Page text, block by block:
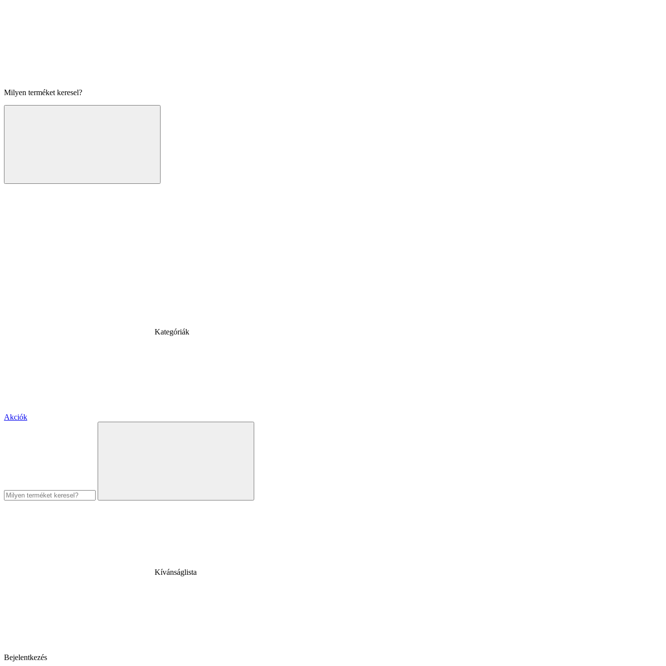
Milyen terméket keresel?
Kategóriák
Akciók
Kívánságlista
Bejelentkezés